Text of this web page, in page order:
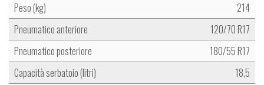
Peso (kg)
214
Pneumatico anteriore
120/70 R17
Pneumatico posteriore
180/55 R17
Capacità serbatoio (litri)
18,5